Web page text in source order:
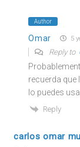
Author
Omar 5
Reply to
recuerda que
lo puedes
Reply
carlos omar